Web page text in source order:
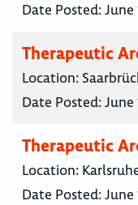
Date Posted:June
Therapeutic
Location:
Date Posted:June
Therapeutic
Location:
Date Posted:June